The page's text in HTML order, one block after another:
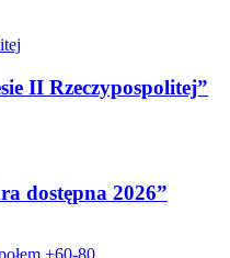
II Rzeczypospolitej”
dostępna 2026”